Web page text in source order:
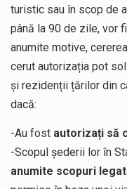
turistic sau în scop de
până la 90 de zile, vor
anumite motive,
cerut autorizația pot
și rezidenții țărilor din
dacă:
-Au fost autorizați să
-Scopul șederii lor în
anumite scopuri